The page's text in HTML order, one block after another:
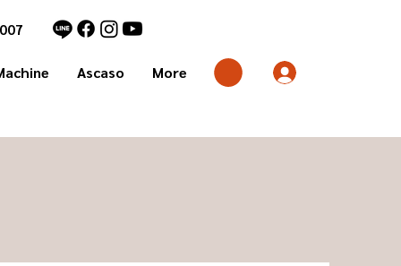
Ascaso More